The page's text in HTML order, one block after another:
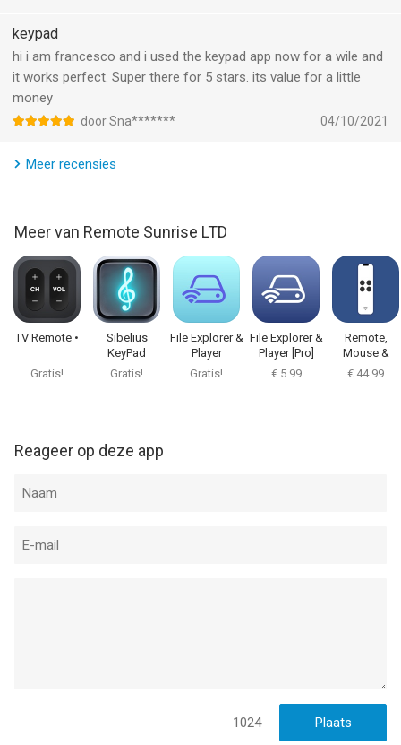
keypad
hi i am francesco and i used the keypad app now for a wile and
it works perfect. Super there for 5 stars. its value for a little
money
door Sna******* 04/10/2021
Meer recensies
Meer van Remote Sunrise LTD
TV Remote •
Gratis!
Sibelius
KeyPad
Gratis!
File Explorer &
Player
Gratis!
File Explorer &
Player [Pro]
€ 5.99
Remote,
Mouse &
Keyboard Pro
€ 44.99
Reageer op deze app
1024